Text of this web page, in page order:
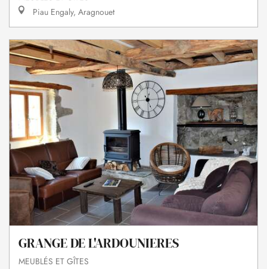
Piau Engaly, Aragnouet
GRANGE DE L'ARDOUNIERES
MEUBLÉS ET GÎTES